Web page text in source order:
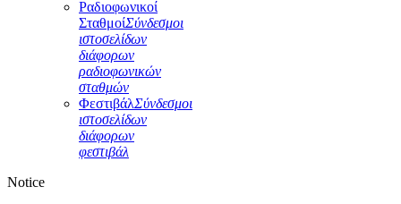
Ραδιοφωνικοί
ΣταθμοίΣύνδεσμοι
ιστοσελίδων
διάφορων
ραδιοφωνικών
σταθμών
ΦεστιβάλΣύνδεσμοι
ιστοσελίδων
διάφορων
φεστιβάλ
Notice